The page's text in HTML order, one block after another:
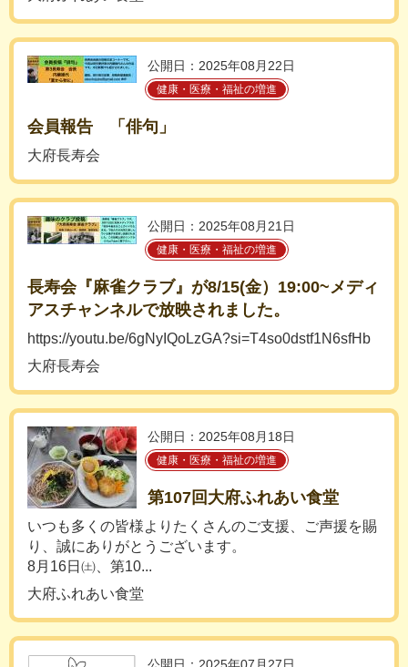
公開日：2025年08月22日
健康・医療・福祉の増進
会員報告 「俳句」
大府長寿会
公開日：2025年08月21日
健康・医療・福祉の増進
長寿会『麻雀クラブ』が8/15(金）19:00~メディ
アスチャンネルで放映されました。
https://youtu.be/6gNyIQoLzGA?si=T4so0dstf1N6sfHb
大府長寿会
公開日：2025年08月18日
健康・医療・福祉の増進
第107回大府ふれあい食堂
いつも多くの皆様よりたくさんのご支援、ご声援を賜
り、誠にありがとうございます。
8月16日㈯、第10...
大府ふれあい食堂